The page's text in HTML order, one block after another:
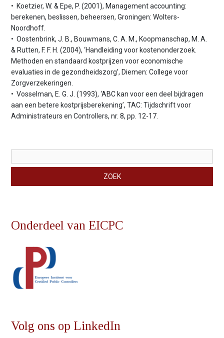
• Koetzier, W. & Epe, P. (2001), Management accounting:
berekenen, beslissen, beheersen, Groningen: Wolters-
Noordhoff.
• Oostenbrink, J. B., Bouwmans, C. A. M., Koopmanschap, M. A.
& Rutten, F. F. H. (2004), ‘Handleiding voor kostenonderzoek.
Methoden en standaard kostprijzen voor economische
evaluaties in de gezondheidszorg’, Diemen: College voor
Zorgverzekeringen.
• Vosselman, E. G. J. (1993), ‘ABC kan voor een deel bijdragen
aan een betere kostprijsberekening’, TAC: Tijdschrift voor
Administrateurs en Controllers, nr. 8, pp. 12-17.
ZOEK
Onderdeel van EICPC
Volg ons op LinkedIn